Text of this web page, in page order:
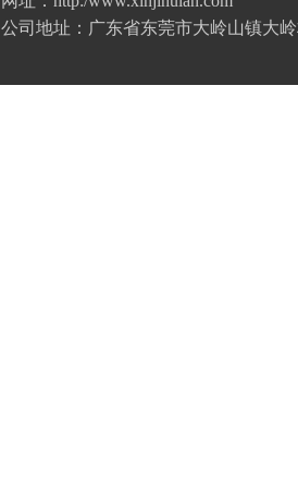
公司地址：广东省东莞市大岭山镇大